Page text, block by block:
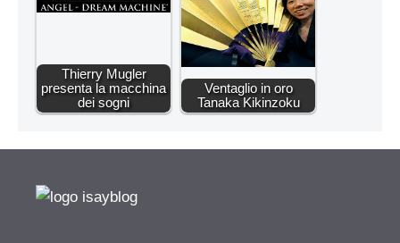
Thierry Mugler
presenta la macchina
dei sogni
Ventaglio in oro
Tanaka Kikinzoku